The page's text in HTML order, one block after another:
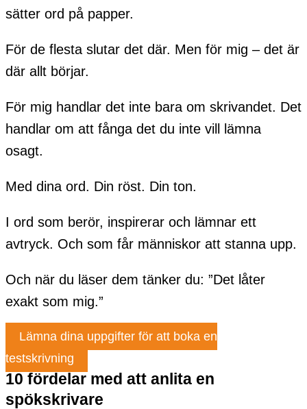
sätter ord på papper.
För de flesta slutar det där. Men för mig – det är
där allt börjar.
För mig handlar det inte bara om skrivandet. Det
handlar om att fånga det du inte vill lämna
osagt.
Med dina ord. Din röst. Din ton.
I ord som berör, inspirerar och lämnar ett
avtryck. Och som får människor att stanna upp.
Och när du läser dem tänker du: ”Det låter
exakt som mig.”
Lämna dina uppgifter för att boka en
testskrivning
10 fördelar med att anlita en
spökskrivare